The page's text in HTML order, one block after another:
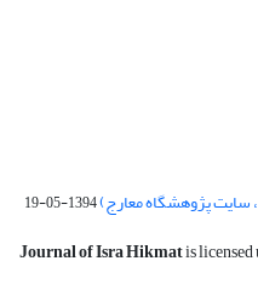
سایت پژوهشگاه معارج)1394-05-19
Journal of Isra Hikmatis